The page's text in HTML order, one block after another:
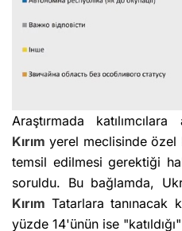
Araştırmada katılımcılara
Kırım yerel meclisinde
temsil edilmesi gerektiği
soruldu. Bu bağlamda,
Kırım Tatarlara tanınacak
yüzde 14'ünün ise